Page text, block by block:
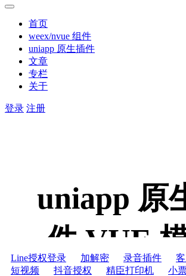
首页
weex/nvue 组件
uniapp 原生插件
文章
专栏
关于
登录 注册
uniapp 原
件,VUE
Line授权登录 加解密 录音插件
短视频
抖音授权 精臣打印机 小